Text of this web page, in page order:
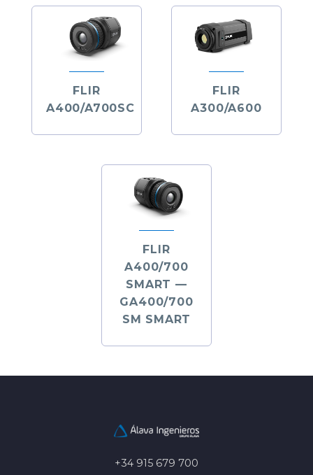
FLIR
A400/A700SC
FLIR
A300/A600
FLIR
A400/700
SMART —
GA400/700
SM SMART
+34 915 679 700